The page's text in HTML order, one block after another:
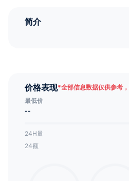
简介
价格表现*全部信息数据仅供参考
最低价
--
24H量
24额